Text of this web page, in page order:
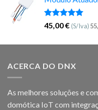
Avaliação
5.00
de 5
45,00€ (S/Iva)
ACERCA DO DNX
As melhores soluções e
domótica IoT com